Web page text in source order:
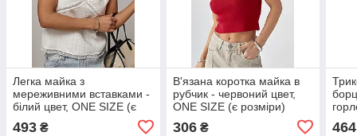
Легка майка з
мереживними вставками -
білий цвет, ONE SIZE (є
493 ₴
В'язана коротка майка в
рубчик - червоний цвет,
ONE SIZE (є розміри)
306₴ 464